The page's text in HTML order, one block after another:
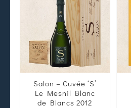
Salon – Cuvée ‘S’
Le Mesnil Blanc
de Blancs 2012